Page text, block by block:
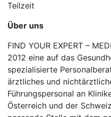
Teilzeit
Über uns
FIND YOUR EXPERT –
2012 eine auf das
spezialisierte
ärztliches und
Führungspersonal an
Österreich und der